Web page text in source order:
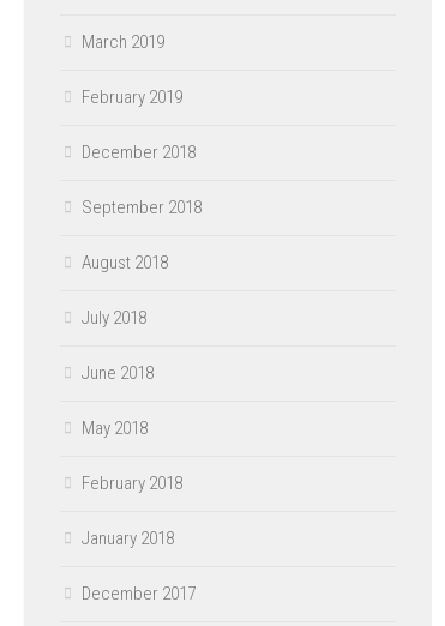
March 2019
February 2019
December 2018
September 2018
August 2018
July 2018
June 2018
May 2018
February 2018
January 2018
December 2017